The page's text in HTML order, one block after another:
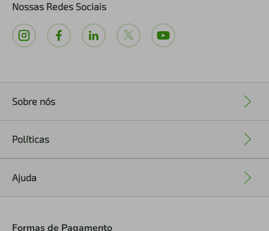
Nossas Redes Sociais
Sobre nós
Políticas
Ajuda
Formas de Pagamento